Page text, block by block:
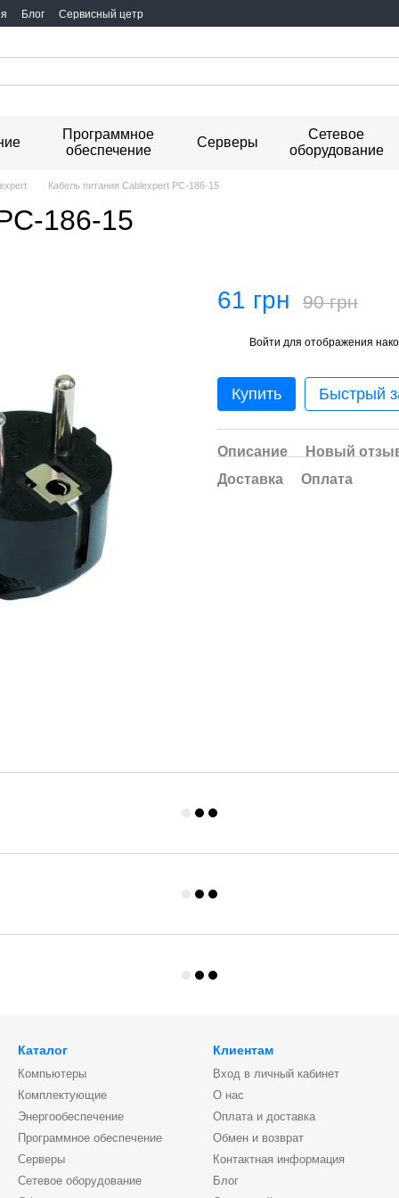
Блог Сервисный цетр
Программное
обеспечение
Серверы
Сетевое
оборудование
Кабель питания Cablexpert PC-186-15
186-15
61 грн 90 грн
Войти для отображения
Купить Быстрый
Описание
Новый
Доставка
Оплата
Каталог
Компьютеры
Комплектующие
Энергообеспечение
Программное обеспечение
Серверы
Сетевое оборудование
Клиентам
Вход в личный кабинет
О нас
Оплата и доставка
Обмен и возврат
Контактная информация
Блог